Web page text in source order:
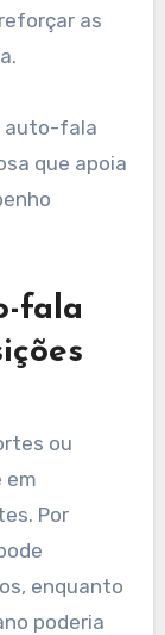
as
auto-fala
que apoia
fala
ou
em
Por
enquanto
poderia